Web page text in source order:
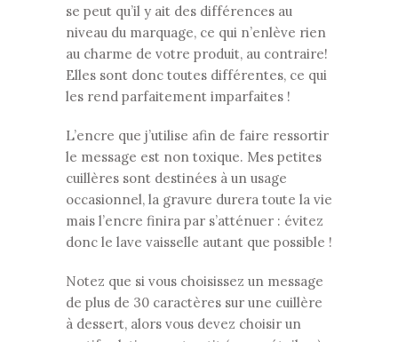
se peut qu’il y ait des différences au
niveau du marquage, ce qui n’enlève rien
au charme de votre produit, au contraire!
Elles sont donc toutes différentes, ce qui
les rend parfaitement imparfaites !
L’encre que j’utilise afin de faire ressortir
le message est non toxique. Mes petites
cuillères sont destinées à un usage
occasionnel, la gravure durera toute la vie
mais l’encre finira par s’atténuer : évitez
donc le lave vaisselle autant que possible !
Notez que si vous choisissez un message
de plus de 30 caractères sur une cuillère
à dessert, alors vous devez choisir un